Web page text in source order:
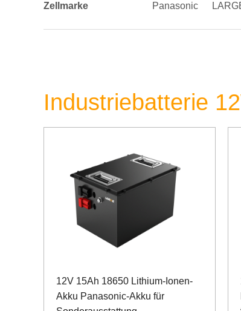
Zellmarke Panasonic
Industriebatterie
12V 15Ah 18650 Lithium-Ionen-
Akku Panasonic-Akku für